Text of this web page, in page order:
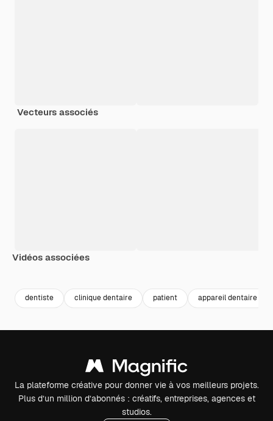
Vecteurs associés
Vidéos associées
dentiste clinique dentaire patient appareil dentaire
La plateforme créative pour donner vie à vos meilleurs projets.
Plus d’un million d’abonnés : créatifs, entreprises, agences et
studios.